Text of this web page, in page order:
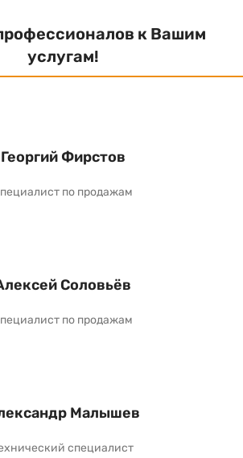
к Вашим
услугам!
Георгий Фирстов
по продажам
Соловьёв
по продажам
Малышев
специалист